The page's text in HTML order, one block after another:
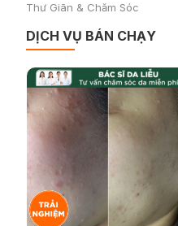
Thư Giãn & Chăm Sóc
DỊCH VỤ BÁN CHẠY